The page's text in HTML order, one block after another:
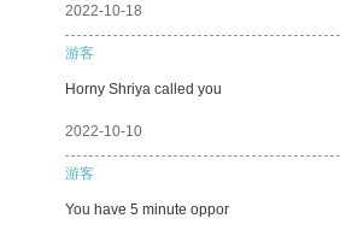
2022-10-18
游客
Horny Shriya called you
2022-10-10
游客
You have 5 minute oppor